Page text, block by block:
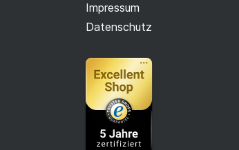
Impressum
Datenschutz